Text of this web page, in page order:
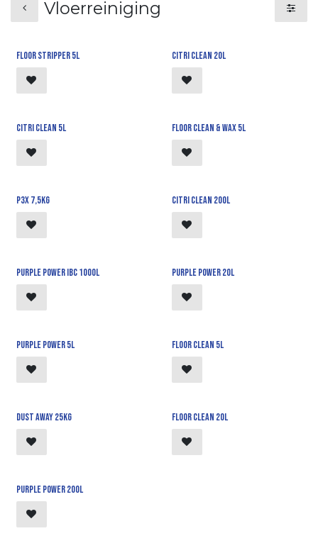
Vloerreiniging
Floor Stripper 5l Citri Clean 20l
Citri Clean 5l Floor Clean & Wax 5l
P3X 7,5kg Citri Clean 200l
Purple Power IBC 1000l Purple power 20l
Purple power 5l Floor Clean 5L
Dust away 25kg Floor Clean 20l
Purple power 200l